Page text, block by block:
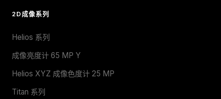
2D成像系列
Helios 系列
成像亮度计 65 MP Y
Helios XYZ 成像色度计 25 MP
Titan 系列